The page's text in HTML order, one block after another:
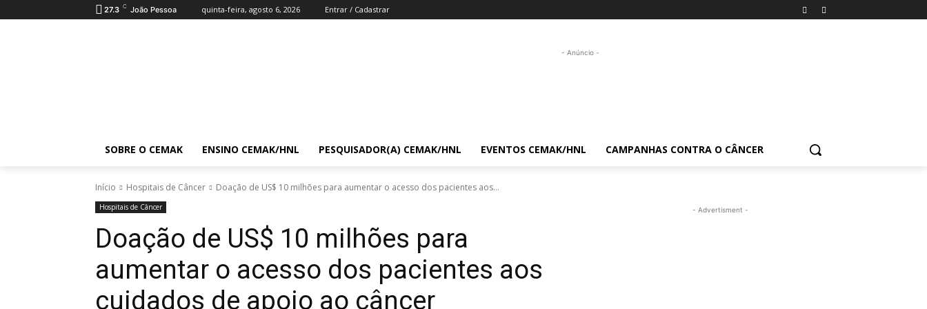
27.3 C João Pessoa quinta-feira, agosto 6, 2026 Entrar / Cadastrar
- Anúncio -
SOBRE O CEMAK ENSINO CEMAK/HNL PESQUISADOR(A) CEMAK/HNL EVENTOS CEMAK/HNL CAMPANHAS CONTRA O CÂNCER
Início Hospitais de Câncer Doação de US$ 10 milhões para aumentar o acesso dos pacientes aos...
Hospitais de Câncer
Doação de US$ 10 milhões para
aumentar o acesso dos pacientes aos
cuidados de apoio ao câncer
- Advertisment -